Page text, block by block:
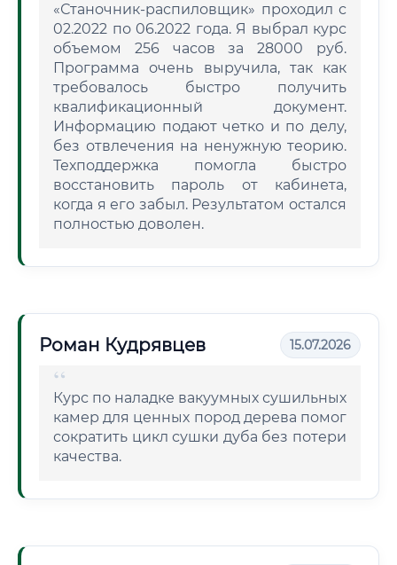
«Станочник-распиловщик» проходил с
02.2022 по 06.2022 года. Я выбрал курс
объемом 256 часов за 28000 руб.
Программа очень выручила, так как
требовалось быстро получить
квалификационный документ.
Информацию подают четко и по делу,
без отвлечения на ненужную теорию.
Техподдержка помогла быстро
восстановить пароль от кабинета,
когда я его забыл. Результатом остался
полностью доволен.
Роман Кудрявцев 15.07.2026
Курс по наладке вакуумных сушильных
камер для ценных пород дерева помог
сократить цикл сушки дуба без потери
качества.